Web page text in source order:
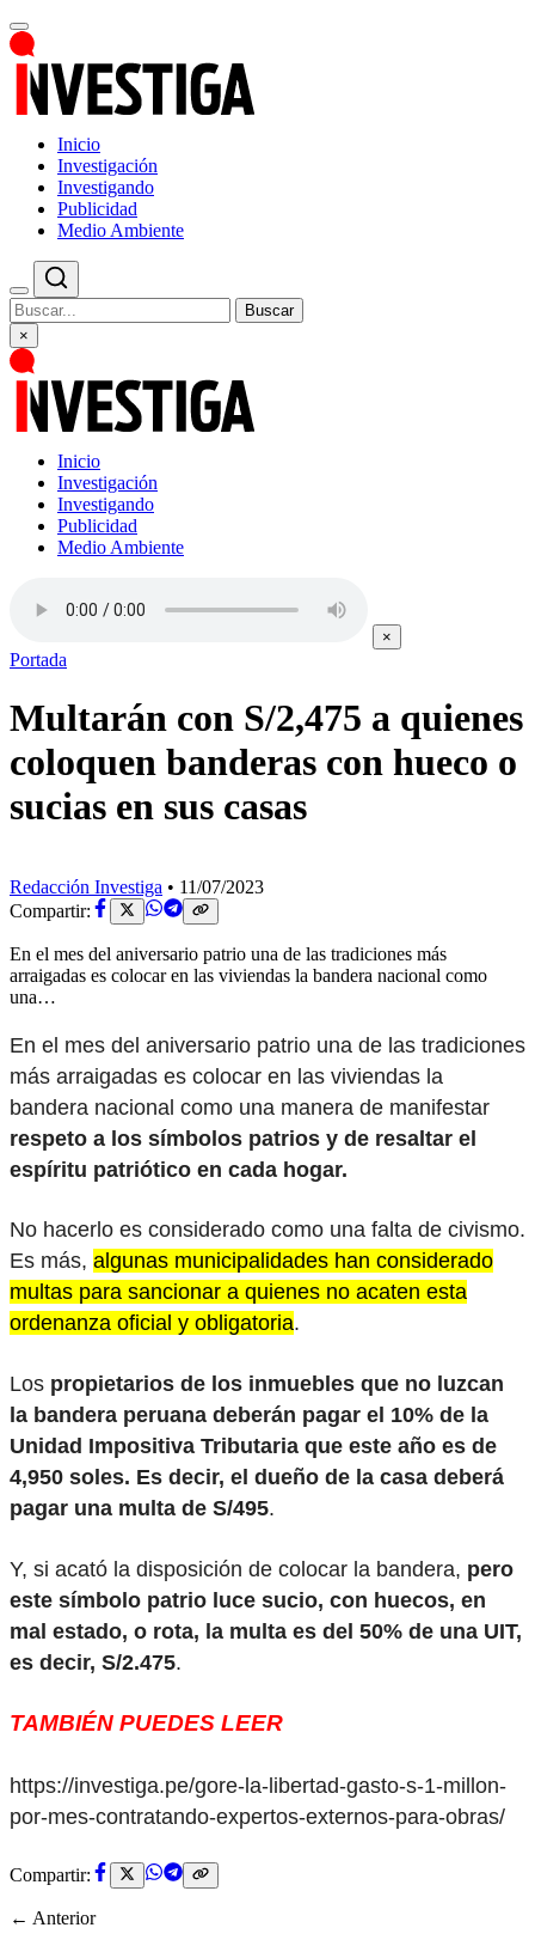
Inicio
Investigación
Investigando
Publicidad
Medio Ambiente
Buscar
×
Inicio
Investigación
Investigando
Publicidad
Medio Ambiente
×
Portada
Multarán con S/2,475 a quienes
coloquen banderas con hueco o
sucias en sus casas
Redacción Investiga • 11/07/2023
Compartir:
En el mes del aniversario patrio una de las tradiciones más
arraigadas es colocar en las viviendas la bandera nacional como
una…
En el mes del aniversario patrio una de las tradiciones
más arraigadas es colocar en las viviendas la
bandera nacional como una manera de manifestar
respeto a los símbolos patrios y de resaltar el
espíritu patriótico en cada hogar.
No hacerlo es considerado como una falta de civismo.
Es más, algunas municipalidades han considerado
multas para sancionar a quienes no acaten esta
ordenanza oficial y obligatoria.
Los propietarios de los inmuebles que no luzcan
la bandera peruana deberán pagar el 10% de la
Unidad Impositiva Tributaria que este año es de
4,950 soles. Es decir, el dueño de la casa deberá
pagar una multa de S/495.
Y, si acató la disposición de colocar la bandera, pero
este símbolo patrio luce sucio, con huecos, en
mal estado, o rota, la multa es del 50% de una UIT,
es decir, S/2.475.
TAMBIÉN PUEDES LEER
https://investiga.pe/gore-la-libertad-gasto-s-1-millon-
por-mes-contratando-expertos-externos-para-obras/
Compartir:
← Anterior